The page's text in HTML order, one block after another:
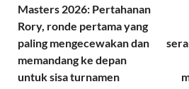
Masters 2026: Pertahanan
Rory, ronde pertama yang
paling mengecewakan dan
memandang ke depan
untuk sisa turnamen